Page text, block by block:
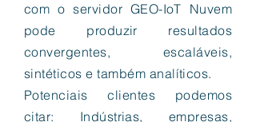
com o servidor GEO-IoT Nuvem
pode produzir resultados
convergentes, escaláveis,
sintéticos e também analíticos.
Potenciais clientes podemos
citar: Indústrias, empresas,